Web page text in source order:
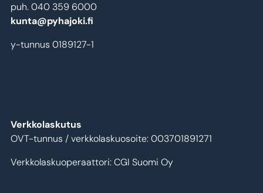
puh. 040 359 6000
kunta@pyhajoki.fi
y-tunnus 0189127-1
Verkkolaskutus
OVT-tunnus / verkkolaskuosoite: 003701891271
Verkkolaskuoperaattori: CGI Suomi Oy